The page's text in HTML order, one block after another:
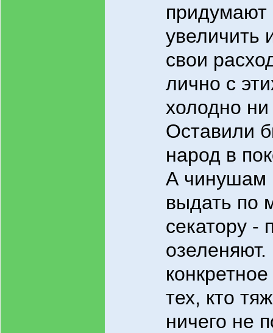
увеличить
свои
лично с
холодно ни
Оставили
народ в
А чинушам
выдать по
секатору -
озеленяют.
тех, кто
ничего не